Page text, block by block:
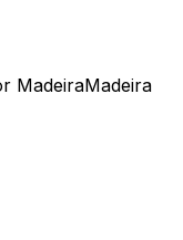
MadeiraMadeira